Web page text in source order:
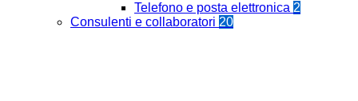
Telefono e posta elettronica 2
Consulenti e collaboratori 20